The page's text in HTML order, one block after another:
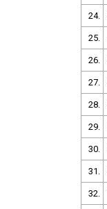
24.
25.
26.
27.
28.
29.
30.
31.
32.